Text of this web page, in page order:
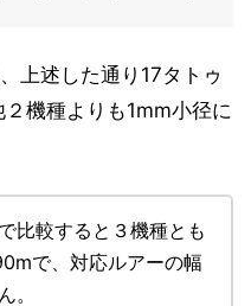
上述した通り17タトゥ
機種よりも1mm小径に
比較すると３機種とも
で、対応ルアーの幅
。